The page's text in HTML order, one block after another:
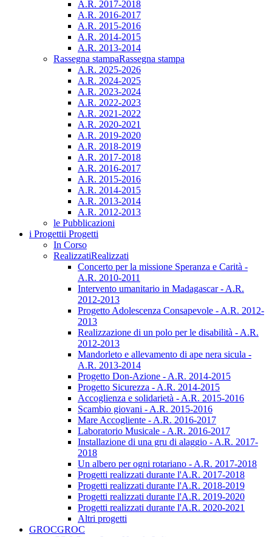
A.R. 2017-2018
A.R. 2016-2017
A.R. 2015-2016
A.R. 2014-2015
A.R. 2013-2014
Rassegna stampaRassegna stampa
A.R. 2025-2026
A.R. 2024-2025
A.R. 2023-2024
A.R. 2022-2023
A.R. 2021-2022
A.R. 2020-2021
A.R. 2019-2020
A.R. 2018-2019
A.R. 2017-2018
A.R. 2016-2017
A.R. 2015-2016
A.R. 2014-2015
A.R. 2013-2014
A.R. 2012-2013
le Pubblicazioni
i Progettii Progetti
In Corso
RealizzatiRealizzati
Concerto per la missione Speranza e Carità -
A.R. 2010-2011
Intervento umanitario in Madagascar - A.R.
2012-2013
Progetto Adolescenza Consapevole - A.R. 2012-
2013
Realizzazione di un polo per le disabilità - A.R.
2012-2013
Mandorleto e allevamento di ape nera sicula -
A.R. 2013-2014
Progetto Don-Azione - A.R. 2014-2015
Progetto Sicurezza - A.R. 2014-2015
Accoglienza e solidarietà - A.R. 2015-2016
Scambio giovani - A.R. 2015-2016
Mare Accogliente - A.R. 2016-2017
Laboratorio Musicale - A.R. 2016-2017
Installazione di una gru di alaggio - A.R. 2017-
2018
Un albero per ogni rotariano - A.R. 2017-2018
Progetti realizzati durante l'A.R. 2017-2018
Progetti realizzati durante l'A.R. 2018-2019
Progetti realizzati durante l'A.R. 2019-2020
Progetti realizzati durante l'A.R. 2020-2021
Altri progetti
GROCGROC